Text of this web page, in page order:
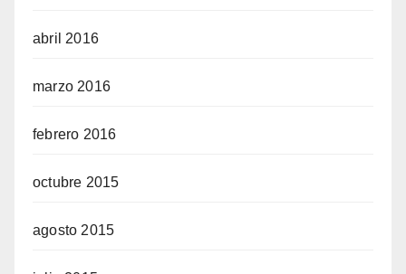
abril 2016
marzo 2016
febrero 2016
octubre 2015
agosto 2015